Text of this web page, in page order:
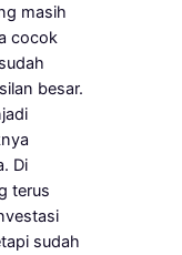
masih
cocok
besar.
Di
terus
sudah